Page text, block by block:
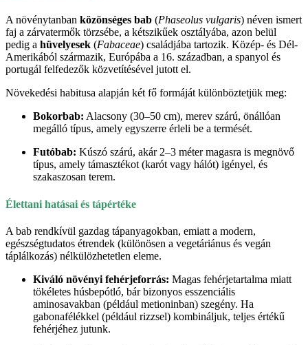
A növénytanban közönséges bab (Phaseolus vulgaris) néven ismert
faj a zárvatermők törzsébe, a kétszikűek osztályába, azon belül
pedig a hüvelyesek (Fabaceae) családjába tartozik. Közép- és Dél-
Amerikából származik, Európába a 16. században, a spanyol és
portugál felfedezők közvetítésével jutott el.
Növekedési habitusa alapján két fő formáját különböztetjük meg:
Bokorbab: Alacsony (30–50 cm), merev szárú, önállóan
megálló típus, amely egyszerre érleli be a termését.
Futóbab: Kúszó szárú, akár 2–3 méter magasra is megnövő
típus, amely támasztékot (karót vagy hálót) igényel, és
szakaszosan terem.
Élettani hatásai és tápértéke
A bab rendkívül gazdag tápanyagokban, emiatt a modern,
egészségtudatos étrendek (különösen a vegetáriánus és vegán
táplálkozás) nélkülözhetetlen eleme.
Kiváló növényi fehérjeforrás: Magas fehérjetartalma miatt
tökéletes húsbepótló, bár bizonyos esszenciális
aminosavakban (például metioninban) szegény. Ha
gabonafélékkel (például rizzsel) kombináljuk, teljes értékű
fehérjéhez jutunk.